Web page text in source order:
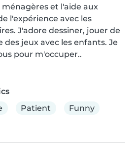
ménagères et l'aide aux
l'expérience avec les
J'adore dessiner, jouer de
des jeux avec les enfants. Je
pour m'occuper..
Patient Funny